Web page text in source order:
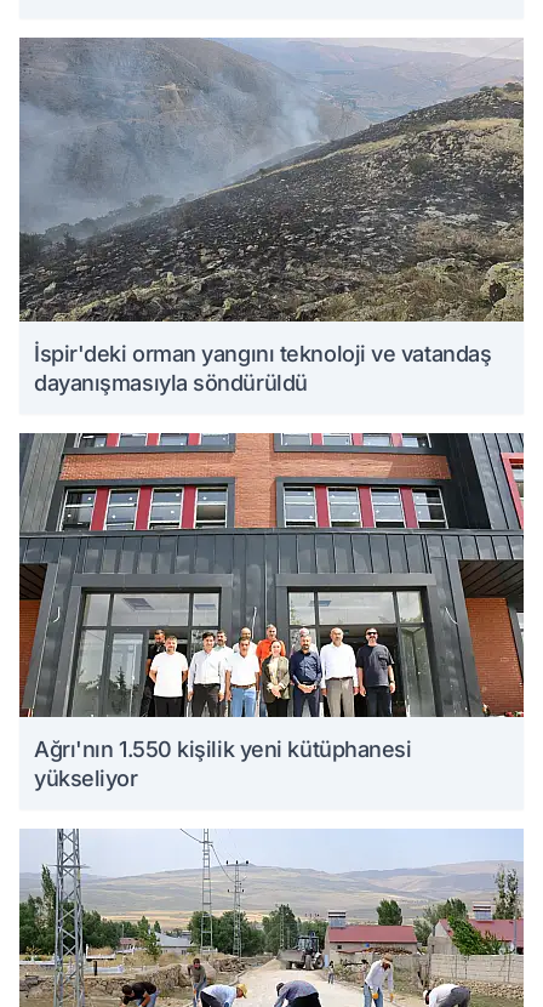
İspir'deki orman yangını teknoloji ve vatandaş
dayanışmasıyla söndürüldü
Ağrı'nın 1.550 kişilik yeni kütüphanesi
yükseliyor